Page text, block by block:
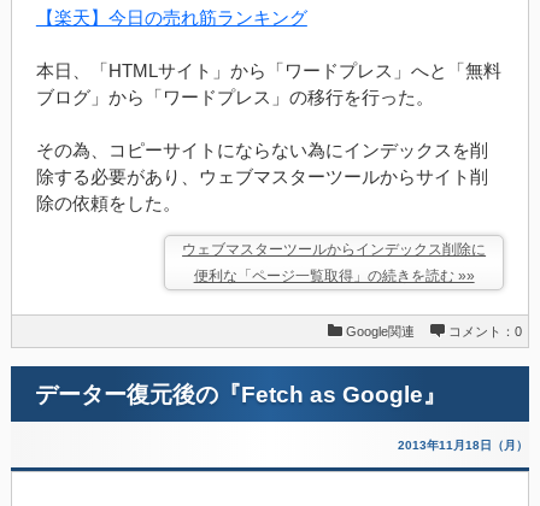
【楽天】今日の売れ筋ランキング
本日、「HTMLサイト」から「ワードプレス」へと「無料
ブログ」から「ワードプレス」の移行を行った。
その為、コピーサイトにならない為にインデックスを削
除する必要があり、ウェブマスターツールからサイト削
除の依頼をした。
ウェブマスターツールからインデックス削除に
便利な「ページ一覧取得」の続きを読む »»
Google関連 コメント：0
データー復元後の『Fetch as Google』
2013年11月18日（月）